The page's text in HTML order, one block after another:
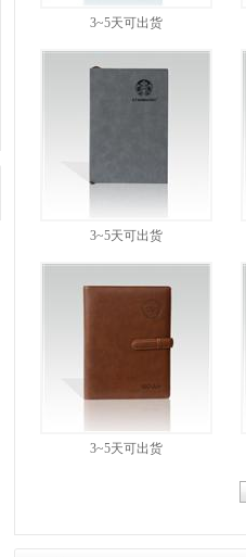
3~5天可出货
3~5天可出货
3~5天可出货